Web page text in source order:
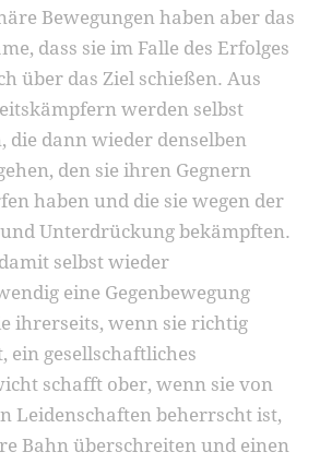
Bewegungen haben aber das
dass sie im Falle des Erfolges
über das Ziel schießen. Aus
werden selbst
die dann wieder denselben
den sie ihren Gegnern
haben und die sie wegen der
Unterdrückung bekämpften.
selbst wieder
eine Gegenbewegung
ihrerseits, wenn sie richtig
ein gesellschaftliches
schafft ober, wenn sie von
Leidenschaften beherrscht ist,
Bahn überschreiten und einen